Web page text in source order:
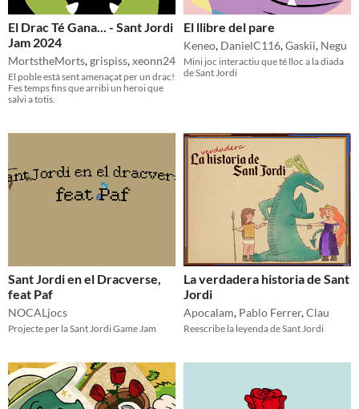
El Drac Té Gana... - Sant Jordi
Jam 2024
MortstheMorts,grispiss,xeonn24
El poble està sent amenaçat per un drac!
Fes temps fins que arribi un heroi que
salvi a totis.
El llibre del pare
Keneo, DanielC116,Gaskii, Negu
Mini joc interactiu que té lloc a la diada
de Sant Jordi
Sant Jordi en el Dracverse,
feat Paf
NOCALjocs
Projecte per la Sant Jordi Game Jam
La verdadera historia de Sant
Jordi
Apocalam, Pablo Ferrer,Clau
Reescribe la leyenda de Sant Jordi